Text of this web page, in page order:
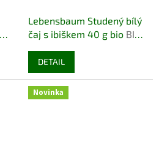
Lebensbaum Studený bílý
čaj s ibiškem 40 g bio BIO
DETAIL
Novinka